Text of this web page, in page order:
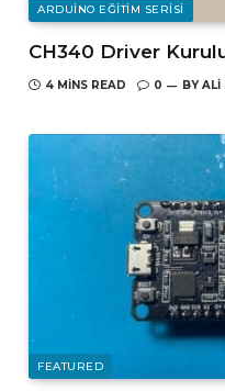
ARDUINO EĞITIM SERISI
CH340 Driver
4 MINS READ 0 BY ALI
FEATURED